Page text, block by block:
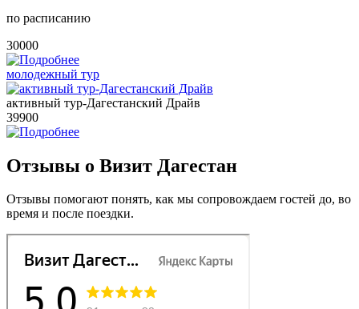
по расписанию
30000
молодежный тур
активный тур-Дагестанский Драйв
39900
Отзывы о Визит Дагестан
Отзывы помогают понять, как мы сопровождаем гостей до, во
время и после поездки.